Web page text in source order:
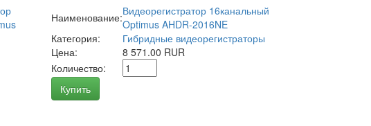
Наименование:Видеорегистратор 16канальный
Optimus AHDR-2016NE
Категория:
Гибридные видеорегистраторы
Цена:
8 571.00 RUR
Количество:
Купить